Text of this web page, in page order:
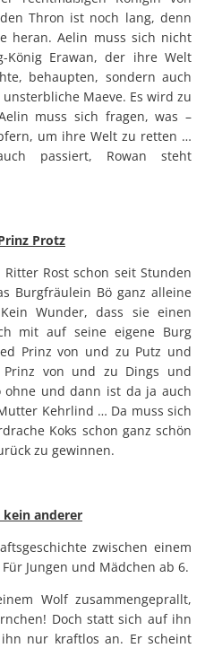
Thron ist noch lang, denn
heran. Aelin muss sich nicht
König Erawan, der ihre Welt
behaupten, sondern auch
Maeve. Es wird zu
muss sich fragen, was –
um ihre Welt zu retten …
passiert, Rowan steht
Protz
Rost schon seit Stunden
Burgfräulein Bö ganz alleine
Wunder, dass sie einen
mit auf seine eigene Burg
Prinz von und zu Putz und
Prinz von und zu Dings und
ohne und dann ist da ja auch
Kehrlind … Da muss sich
Koks schon ganz schön
zu gewinnen.
kein anderer
zwischen einem
Jungen und Mädchen ab 6.
Wolf zusammengeprallt,
Doch statt sich auf ihn
nur kraftlos an. Er scheint